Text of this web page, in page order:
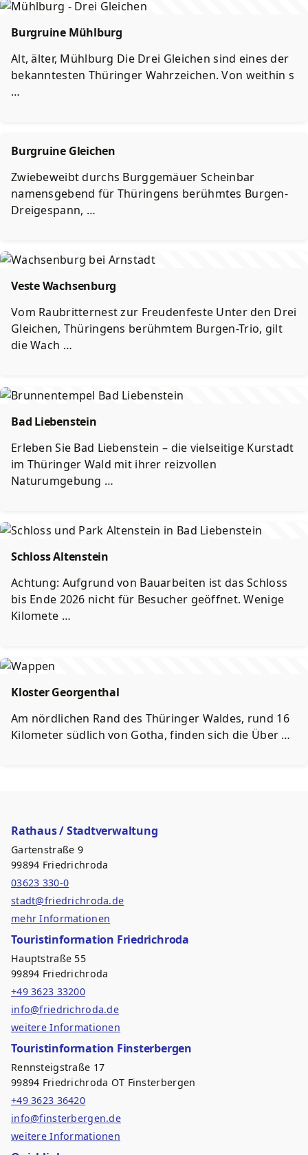
Burgruine Mühlburg
Alt, älter, Mühlburg Die Drei Gleichen sind eines der
bekanntesten Thüringer Wahrzeichen. Von weithin s
…
Burgruine Gleichen
Zwiebeweibt durchs Burggemäuer Scheinbar
namensgebend für Thüringens berühmtes Burgen-
Dreigespann, …
Veste Wachsenburg
Vom Raubritternest zur Freudenfeste Unter den Drei
Gleichen, Thüringens berühmtem Burgen-Trio, gilt
die Wach …
Bad Liebenstein
Erleben Sie Bad Liebenstein – die vielseitige Kurstadt
im Thüringer Wald mit ihrer reizvollen
Naturumgebung …
Schloss Altenstein
Achtung: Aufgrund von Bauarbeiten ist das Schloss
bis Ende 2026 nicht für Besucher geöffnet. Wenige
Kilomete …
Kloster Georgenthal
Am nördlichen Rand des Thüringer Waldes, rund 16
Kilometer südlich von Gotha, finden sich die Über …
Rathaus / Stadtverwaltung
Gartenstraße 9
99894 Friedrichroda
03623 330-0
stadt@friedrichroda.de
mehr Informationen
Touristinformation Friedrichroda
Hauptstraße 55
99894 Friedrichroda
+49 3623 33200
info@friedrichroda.de
weitere Informationen
Touristinformation Finsterbergen
Rennsteigstraße 17
99894 Friedrichroda OT Finsterbergen
+49 3623 36420
info@finsterbergen.de
weitere Informationen